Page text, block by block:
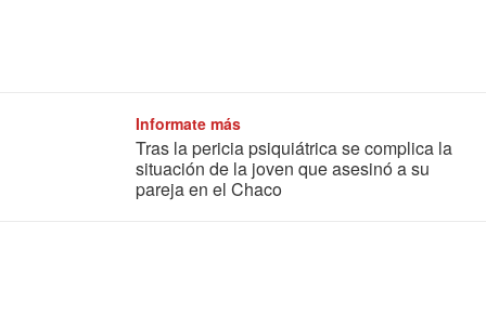
Informate más
Tras la pericia psiquiátrica se complica la
situación de la joven que asesinó a su
pareja en el Chaco